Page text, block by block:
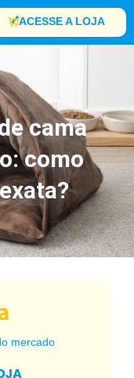
ACESSE A LOJA
cama
como
mercado